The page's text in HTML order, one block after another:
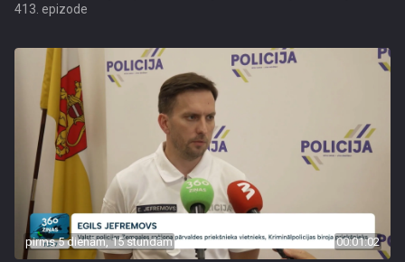
413. epizode
pirms 5 dienām, 15 stundām 00:01:02